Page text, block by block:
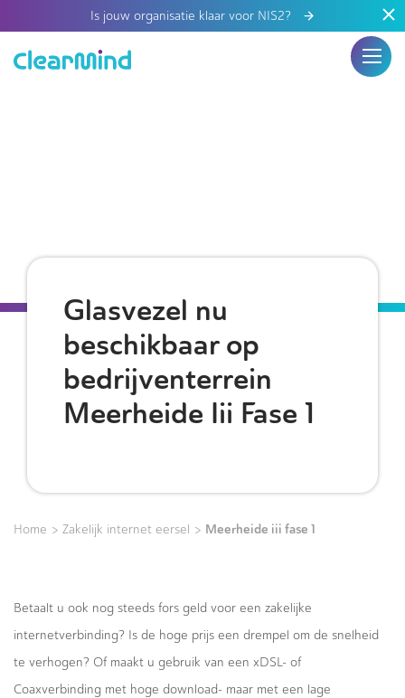
Is jouw organisatie klaar voor NIS2?
Glasvezel nu
beschikbaar op
bedrijventerrein
Meerheide Iii Fase 1
Home > Zakelijk internet eersel > Meerheide iii fase 1
Betaalt u ook nog steeds fors geld voor een zakelijke
internetverbinding? Is de hoge prijs een drempel om de snelheid
te verhogen? Of maakt u gebruik van een xDSL- of
Coaxverbinding met hoge download- maar met een lage